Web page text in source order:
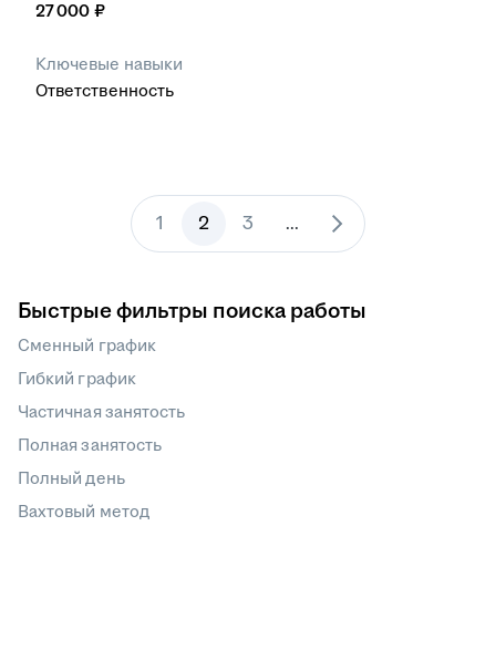
27 000 ₽
Ключевые навыки
Ответственность
1 2 3 ...
Быстрые фильтры поиска работы
Сменный график
Гибкий график
Частичная занятость
Полная занятость
Полный день
Вахтовый метод